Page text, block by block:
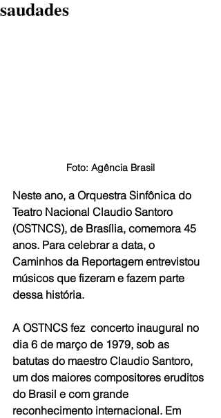
saudades
Foto: Agência Brasil
Neste ano, a Orquestra Sinfônica do
Teatro Nacional Claudio Santoro
(OSTNCS), de Brasília, comemora 45
anos. Para celebrar a data, o
Caminhos da Reportagem entrevistou
músicos que fizeram e fazem parte
dessa história.
A OSTNCS fez  concerto inaugural no
dia 6 de março de 1979, sob as
batutas do maestro Claudio Santoro,
um dos maiores compositores eruditos
do Brasil e com grande
reconhecimento internacional. Em